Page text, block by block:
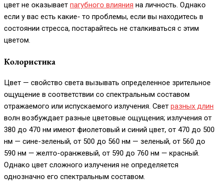
цвет не оказывает пагубного влияния на личность. Однако
если у вас есть какие- то проблемы, если вы находитесь в
состоянии стресса, постарайтесь не сталкиваться с этим
цветом.
Колористика
Цвет — свойство света вызывать определенное зрительное
ощущение в соответствии со спектральным составом
отражаемого или испускаемого излучения. Свет разных длин
волн возбуждает разные цветовые ощущения; излучения от
380 до 470 нм имеют фиолетовый и синий цвет, от 470 до 500
нм — сине-зеленый, от 500 до 560 нм — зеленый, от 560 до
590 нм — желто-оранжевый, от 590 до 760 нм — красный.
Однако цвет сложного излучения не определяется
однозначно его спектральным составом.